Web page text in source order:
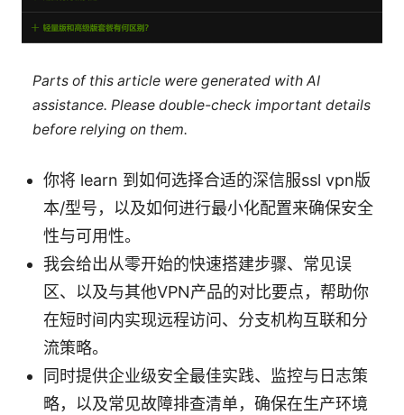
Parts of this article were generated with AI
assistance. Please double-check important details
before relying on them.
你将 learn 到如何选择合适的深信服ssl vpn版
本/型号，以及如何进行最小化配置来确保安全
性与可用性。
我会给出从零开始的快速搭建步骤、常见误
区、以及与其他VPN产品的对比要点，帮助你
在短时间内实现远程访问、分支机构互联和分
流策略。
同时提供企业级安全最佳实践、监控与日志策
略，以及常见故障排查清单，确保在生产环境